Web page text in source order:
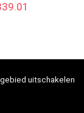
uitschakelen